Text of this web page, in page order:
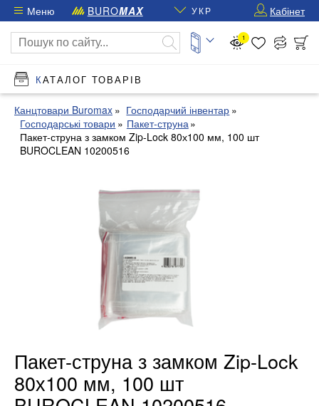
Меню BUROMAX УКР Кабінет
1
КАТАЛОГ ТОВАРІВ
Канцтовари Buromax
Господарчий інвентар
Господарські товари
Пакет-струна
Пакет-струна з замком Zip-Lock 80х100 мм, 100 шт
BUROCLEAN 10200516
Пакет-струна з замком Zip-Lock
80х100 мм, 100 шт